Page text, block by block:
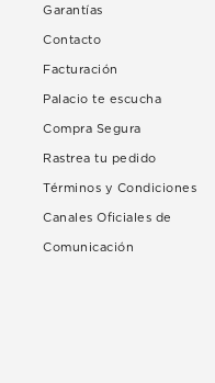
Garantías
Contacto
Facturación
Palacio te escucha
Compra Segura
Rastrea tu pedido
Términos y Condiciones
Canales Oficiales de
Comunicación